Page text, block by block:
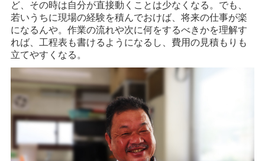
ど、その時は自分が直接動くことは少なくなる。でも、
若いうちに現場の経験を積んでおけば、将来の仕事が楽
になるんや。作業の流れや次に何をするべきかを理解す
れば、工程表も書けるようになるし、費用の見積もりも
立てやすくなる。